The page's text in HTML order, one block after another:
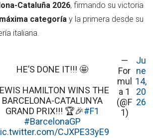
Cataluña 2026, firmando su victoria
categoría y la primera desde su
italiana.
HE’S DONE IT!!! 🤩
HAMILTON WINS THE
BARCELONA-CATALUNYA
GRAND PRIX!!! 🏆🎉#F1
#BarcelonaGP
CJXPE33yE9
—
For
mul
a 1
(@F
1)
Ju
ne
14,
20
26